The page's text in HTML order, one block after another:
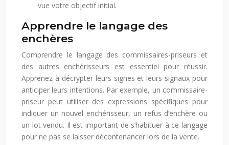
vue votre objectif initial.
Apprendre le langage des
enchères
Comprendre le langage des commissaires-priseurs et
des autres enchérisseurs est essentiel pour réussir.
Apprenez à décrypter leurs signes et leurs signaux pour
anticiper leurs intentions. Par exemple, un commissaire-
priseur peut utiliser des expressions spécifiques pour
indiquer un nouvel enchérisseur, un refus d’enchère ou
un lot vendu. Il est important de s’habituer à ce langage
pour ne pas se laisser décontenancer lors de la vente.